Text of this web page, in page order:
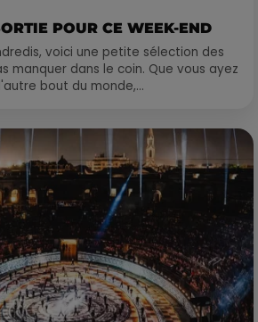
POUR CE WEEK-END
voici une petite sélection des
manquer dans le coin. Que vous ayez
bout du monde,...